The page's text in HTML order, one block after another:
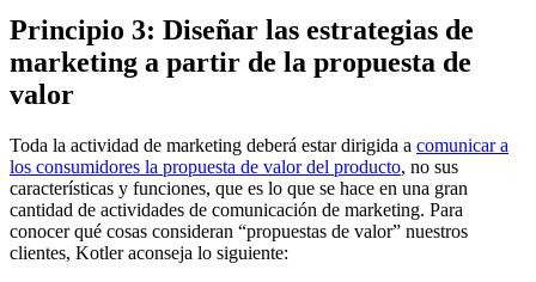
Principio 3: Diseñar las estrategias de
marketing a partir de la propuesta de
valor
Toda la actividad de marketing deberá estar dirigida a comunicar a
los consumidores la propuesta de valor del producto, no sus
características y funciones, que es lo que se hace en una gran
cantidad de actividades de comunicación de marketing. Para
conocer qué cosas consideran “propuestas de valor” nuestros
clientes, Kotler aconseja lo siguiente: